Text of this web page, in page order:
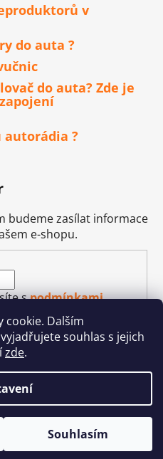
cookie. Dalším
souhlas s jejich
zde.
Souhlasím
v
do auta ?
do auta? Zde je
?
budeme zasílat informace
e-shopu.
spodmínkami
&Betechnik
. Všechna práva